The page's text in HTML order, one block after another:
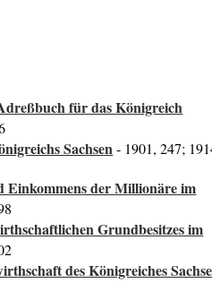
für das Königreich
Sachsen- 1901, 247;
Einkommens der Millionäre im
Grundbesitzes im
des Königreiches